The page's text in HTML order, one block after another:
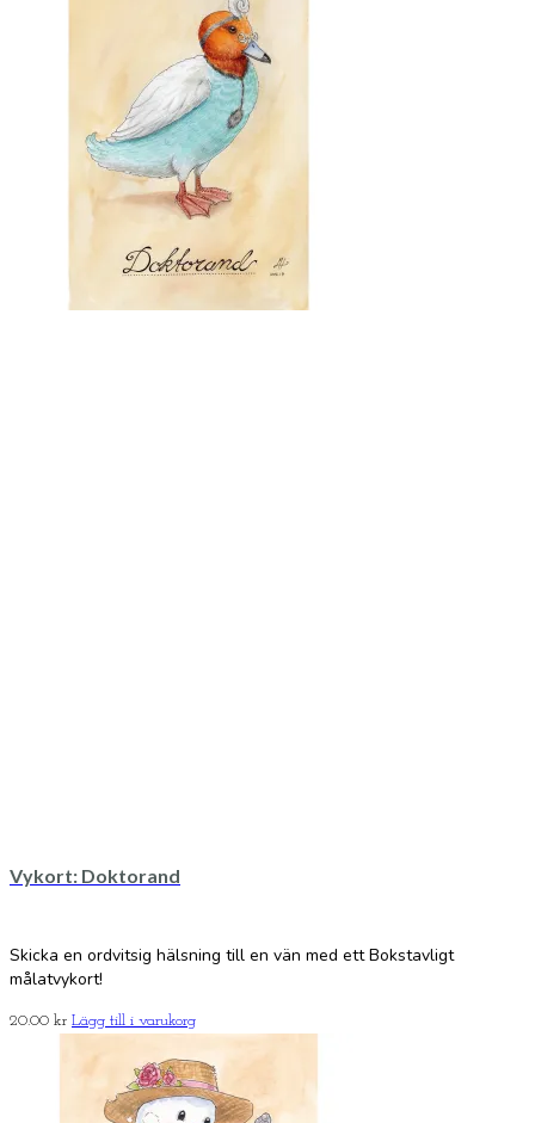
Vykort: Doktorand
Skicka en ordvitsig hälsning till en vän med ett Bokstavligt
målatvykort!
20.00 kr Lägg till i varukorg